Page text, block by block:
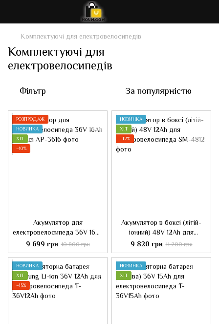
Комплектуючі для електровелосипедів
Комплектуючі для
електровелосипедів
Фільтр За популярністю
РОЗПРОДАЖ
НОВИНКА
ХІТ
−10%
Акумулятор для
електровелосипеда 36V 16Ah
в боксі
9 699 грн 10 800 грн
НОВИНКА
ХІТ
−12%
Акумулятор в боксі (літій-
іонний) 48V 12Ah для
електровелосипеда
9 820 грн 11 200 грн
НОВИНКА
ХІТ
−15%
НОВИНКА
ХІТ